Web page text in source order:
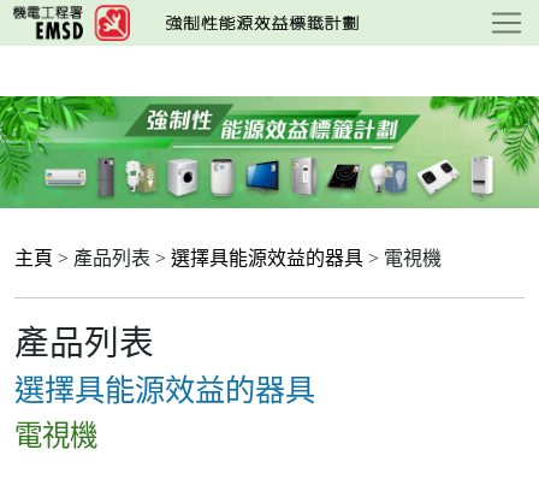
跳
至
要
內
容
主頁 > 產品列表 > 選擇具能源效益的器具 > 電視機
產品列表
選擇具能源效益的器具
電視機